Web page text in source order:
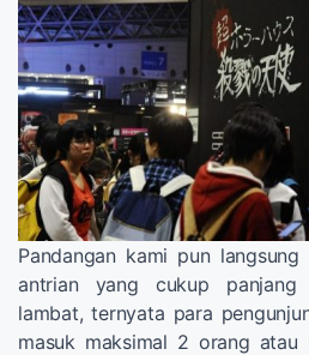
Pandangan kami pun
antrian yang cukup
lambat, ternyata para
masuk maksimal 2 orang atau